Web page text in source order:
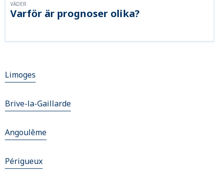
Varför är prognoser olika?
VÄDER
Limoges
Brive-la-Gaillarde
Angoulême
Périgueux